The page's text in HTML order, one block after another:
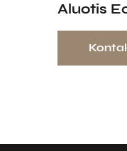
Aluotis